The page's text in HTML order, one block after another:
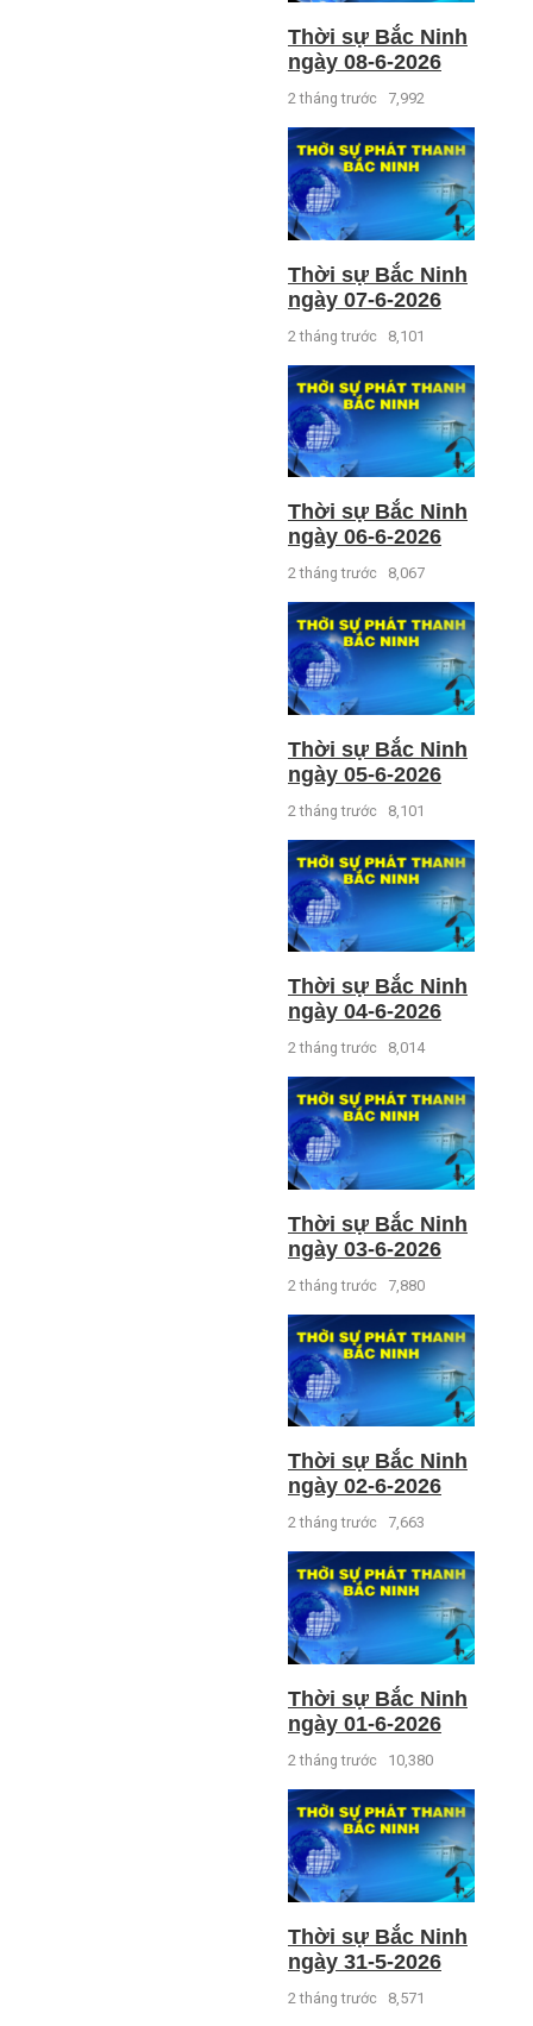
Thời sự Bắc Ninh
ngày 08-6-2026
2 tháng trước 7,992
Thời sự Bắc Ninh
ngày 07-6-2026
2 tháng trước 8,101
Thời sự Bắc Ninh
ngày 06-6-2026
2 tháng trước 8,067
Thời sự Bắc Ninh
ngày 05-6-2026
2 tháng trước 8,101
Thời sự Bắc Ninh
ngày 04-6-2026
2 tháng trước 8,014
Thời sự Bắc Ninh
ngày 03-6-2026
2 tháng trước 7,880
Thời sự Bắc Ninh
ngày 02-6-2026
2 tháng trước 7,663
Thời sự Bắc Ninh
ngày 01-6-2026
2 tháng trước 10,380
Thời sự Bắc Ninh
ngày 31-5-2026
2 tháng trước 8,571